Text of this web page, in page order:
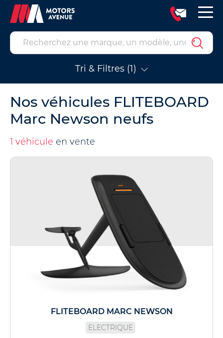
Tri & Filtres (1)
Nos véhicules FLITEBOARD
Marc Newson neufs
1 véhicule en vente
FLITEBOARD MARC NEWSON
ELECTRIQUE